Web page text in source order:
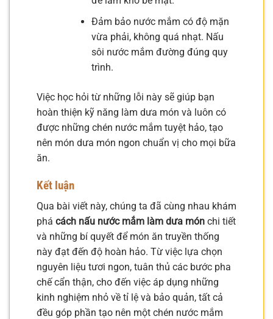
Đảm bảo nước mắm có độ mặn
vừa phải, không quá nhạt. Nấu
sôi nước mắm đường đúng quy
trình.
Việc học hỏi từ những lỗi này sẽ giúp bạn
hoàn thiện kỹ năng làm dưa món và luôn có
được những chén nước mắm tuyệt hảo, tạo
nên món dưa món ngon chuẩn vị cho mọi bữa
ăn.
Kết luận
Qua bài viết này, chúng ta đã cùng nhau khám
phá cách nấu nước mắm làm dưa món chi tiết
và những bí quyết để món ăn truyền thống
này đạt đến độ hoàn hảo. Từ việc lựa chọn
nguyên liệu tươi ngon, tuân thủ các bước pha
chế cẩn thận, cho đến việc áp dụng những
kinh nghiệm nhỏ về tỉ lệ và bảo quản, tất cả
đều góp phần tạo nên một chén nước mắm